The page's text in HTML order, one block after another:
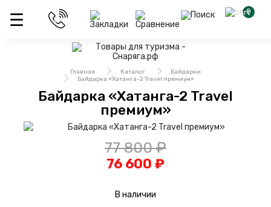
0
Главная Каталог
Байдарки
Байдарка «Хатанга-2 Travel премиум»
Байдарка «Хатанга-2 Travel
премиум»
77 800 ₽
76 600 ₽
В наличии